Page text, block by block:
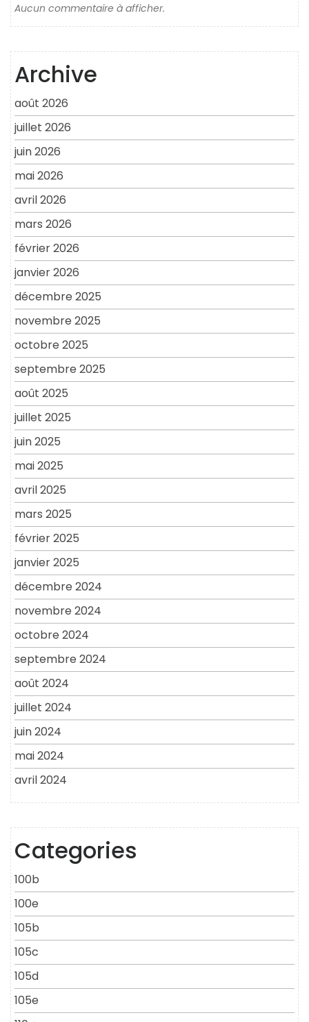
Aucun commentaire à afficher.
Archive
août 2026
juillet 2026
juin 2026
mai 2026
avril 2026
mars 2026
février 2026
janvier 2026
décembre 2025
novembre 2025
octobre 2025
septembre 2025
août 2025
juillet 2025
juin 2025
mai 2025
avril 2025
mars 2025
février 2025
janvier 2025
décembre 2024
novembre 2024
octobre 2024
septembre 2024
août 2024
juillet 2024
juin 2024
mai 2024
avril 2024
Categories
100b
100e
105b
105c
105d
105e